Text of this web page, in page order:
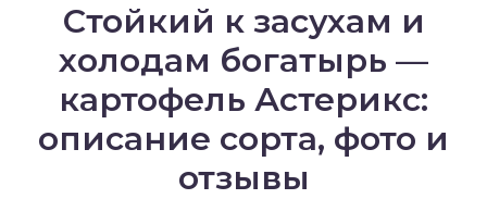
Стойкий к засухам и
холодам богатырь —
картофель Астерикс:
описание сорта, фото и
отзывы